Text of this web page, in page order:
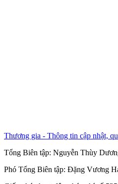
Thương gia - Thông tin cập nhật,
Tổng Biên tập: Nguyễn Thùy
Phó Tổng Biên tập: Đặng Vương